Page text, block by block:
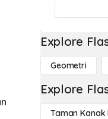
Explore
Geometri
Explore
Taman Kanak